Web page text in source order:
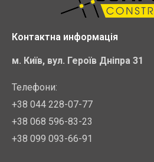
Контактна информація
м. Київ, вул. Героїв Дніпра 31
Телефони:
+38 044 228-07-77
+38 068 596-83-23
+38 099 093-66-91